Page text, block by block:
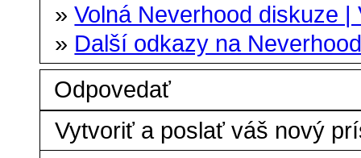
»Volná Neverhood diskuze
» Další odkazy na
Odpovedať
Vytvoriť a poslať váš nový